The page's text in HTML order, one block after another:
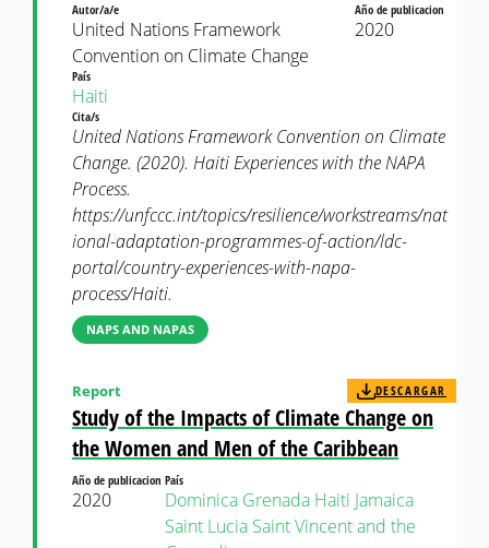
Autor/a/e
United Nations Framework
Convention on Climate Change
Año de publicacion
2020
País
Haiti
Cita/s
United Nations Framework Convention on Climate
Change. (2020). Haiti Experiences with the NAPA
Process.
https://unfccc.int/topics/resilience/workstreams/nat
ional-adaptation-programmes-of-action/ldc-
portal/country-experiences-with-napa-
process/Haiti.
NAPS AND NAPAS
Study of the Impacts of Climate Change on
the Women and Men of the Caribbean
Report DESCARGAR
Año de publicacion
2020
País
Dominica Grenada Haiti Jamaica
Saint Lucia Saint Vincent and the